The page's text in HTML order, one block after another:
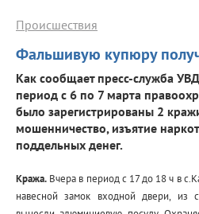
Фальшивую купюру
Происшествия
Как сообщает пресс-служба
период с 6 по 7 марта
было зарегистрированы 2
мошенничество, изъятие
поддельных денег.
Кража. Вчера в период с 17 до 18 ч в
навесной замок входной двери, из